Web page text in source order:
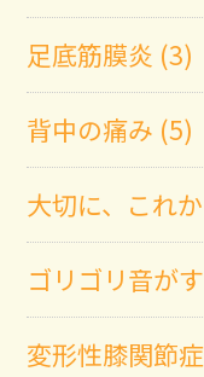
足底筋膜炎 (3)
背中の痛み (5)
大切に、これ
ゴリゴリ音が
変形性膝関節